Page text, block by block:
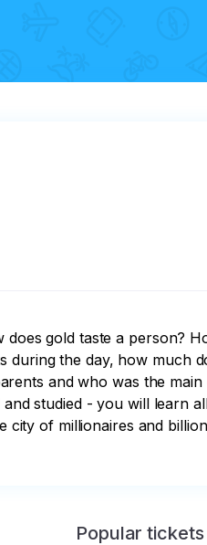
gold taste a person?
the day, how much
and who was the
studied - you will learn
city of millionaires and
Popular tickets